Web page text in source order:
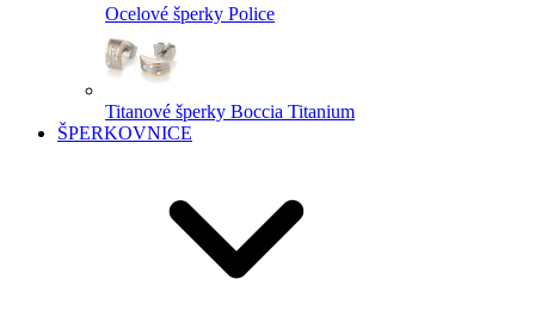
Ocelové šperky Police
Titanové šperky Boccia Titanium
ŠPERKOVNICE